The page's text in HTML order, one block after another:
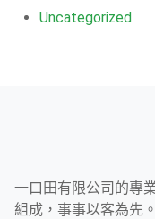
Uncategorized
一口田有限公司的專
組成，事事以客為先